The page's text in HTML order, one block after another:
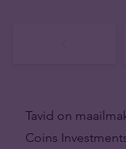
Tavid on
Coins